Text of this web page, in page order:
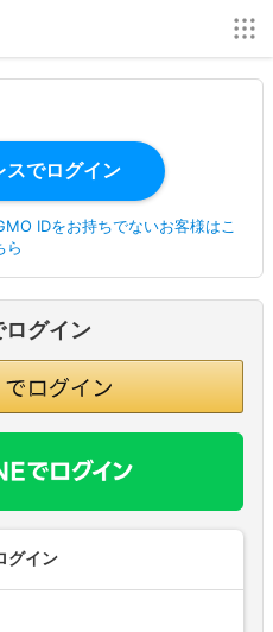
IDをお持ちでないお客様はこ
ら
ログイン
グイン